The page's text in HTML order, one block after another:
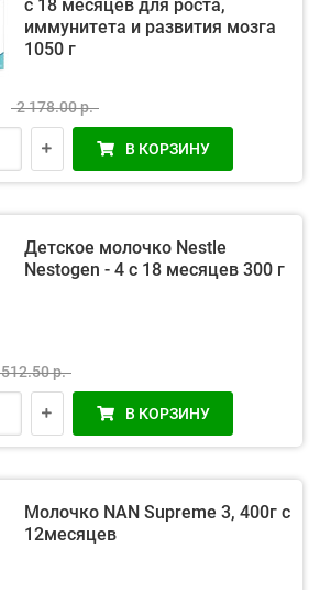
с 18 месяцев для роста,
иммунитета и развития мозга
1050 г
2 178.00 р.
В КОРЗИНУ
Детское молочко Nestle
Nestogen - 4 с 18 месяцев 300 г
512.50 р.
В КОРЗИНУ
Молочко NAN Supreme 3, 400г с
12месяцев